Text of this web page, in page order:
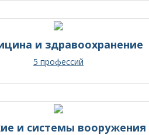
и здравоохранение
5 профессий
и системы вооружения